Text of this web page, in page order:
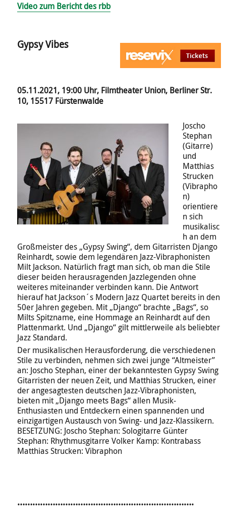
Video zum Bericht des rbb
Gypsy Vibes
05.11.2021, 19:00 Uhr, Filmtheater Union, Berliner Str.
10, 15517 Fürstenwalde
Joscho
Stephan
(Gitarre)
und
Matthias
Strucken
(Vibrapho
n)
orientiere
n sich
musikalisc
h an dem
Großmeister des „Gypsy Swing“, dem Gitarristen Django
Reinhardt, sowie dem legendären Jazz-Vibraphonisten
Milt Jackson. Natürlich fragt man sich, ob man die Stile
dieser beiden herausragenden Jazzlegenden ohne
weiteres miteinander verbinden kann. Die Antwort
hierauf hat Jackson´s Modern Jazz Quartet bereits in den
50er Jahren gegeben. Mit „Django“ brachte „Bags“, so
Milts Spitzname, eine Hommage an Reinhardt auf den
Plattenmarkt. Und „Django“ gilt mittlerweile als beliebter
Jazz Standard.
Der musikalischen Herausforderung, die verschiedenen
Stile zu verbinden, nehmen sich zwei junge “Altmeister”
an: Joscho Stephan, einer der bekanntesten Gypsy Swing
Gitarristen der neuen Zeit, und Matthias Strucken, einer
der angesagtesten deutschen Jazz-Vibraphonisten,
bieten mit „Django meets Bags“ allen Musik-
Enthusiasten und Entdeckern einen spannenden und
einzigartigen Austausch von Swing- und Jazz-Klassikern.
BESETZUNG: Joscho Stephan: Sologitarre Günter
Stephan: Rhythmusgitarre Volker Kamp: Kontrabass
Matthias Strucken: Vibraphon
…………………………………………………………….